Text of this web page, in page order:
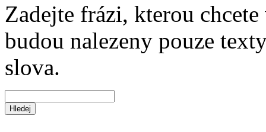
Zadejte frázi, kterou
budou nalezeny pouze
slova.